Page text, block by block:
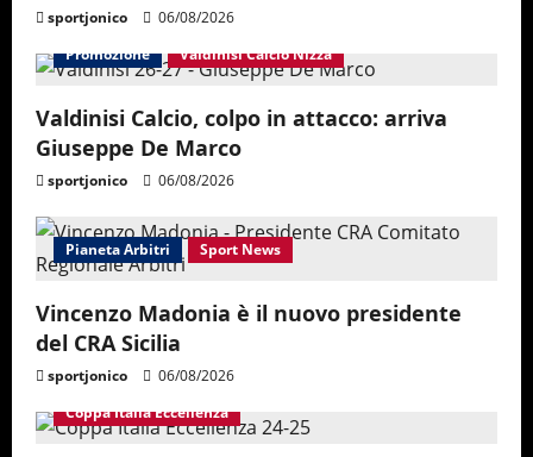
sportjonico
06/08/2026
Promozione
Valdinisi Calcio Nizza
Valdinisi Calcio, colpo in attacco: arriva
Giuseppe De Marco
sportjonico 06/08/2026
Pianeta Arbitri Sport News
Vincenzo Madonia è il nuovo presidente
del CRA Sicilia
sportjonico
06/08/2026
Coppa Italia Eccellenza